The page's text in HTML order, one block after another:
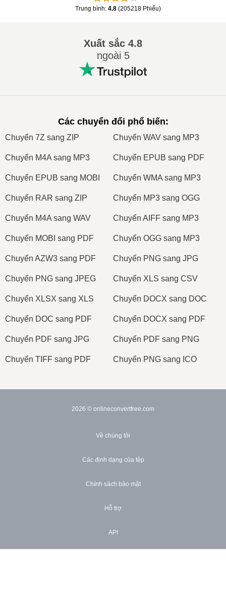
Trung bình: 4.8 (205218 Phiếu)
Xuất sắc 4.8
ngoài 5
Các chuyển đổi phổ biến:
Сhuyển 7Z sang ZIP Сhuyển WAV sang MP3
Сhuyển M4A sang MP3 Сhuyển EPUB sang PDF
Сhuyển EPUB sang MOBI Сhuyển WMA sang MP3
Сhuyển RAR sang ZIP Сhuyển MP3 sang OGG
Сhuyển M4A sang WAV Сhuyển AIFF sang MP3
Сhuyển MOBI sang PDF Сhuyển OGG sang MP3
Сhuyển AZW3 sang PDF Сhuyển PNG sang JPG
Сhuyển PNG sang JPEG Сhuyển XLS sang CSV
Сhuyển XLSX sang XLS Сhuyển DOCX sang DOC
Сhuyển DOC sang PDF Сhuyển DOCX sang PDF
Сhuyển PDF sang JPG Сhuyển PDF sang PNG
Сhuyển TIFF sang PDF Сhuyển PNG sang ICO
2026 © onlineconvertfree.com
Về chúng tôi
Các định dạng của tệp
Chính sách bảo mật
Hỗ trợ
API